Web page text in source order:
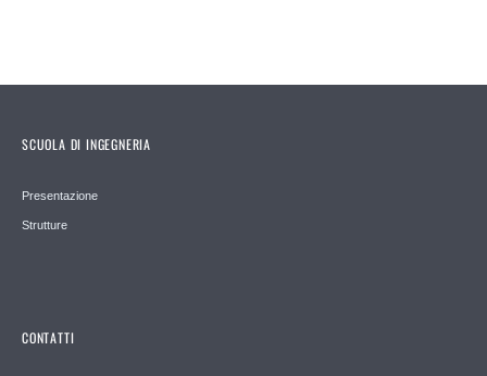
SCUOLA DI INGEGNERIA
Presentazione
Strutture
CONTATTI